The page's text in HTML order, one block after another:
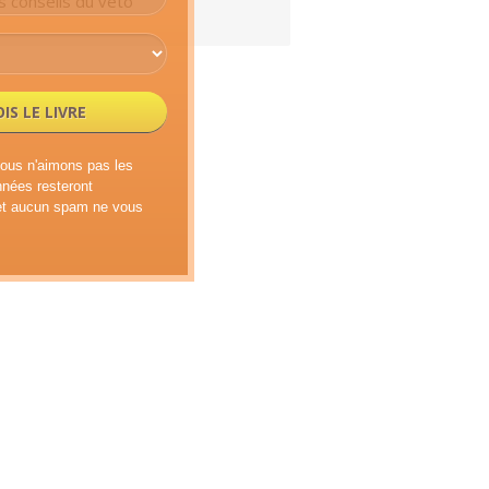
LE LIVRE
n'aimons pas les
resteront
aucun spam ne vous